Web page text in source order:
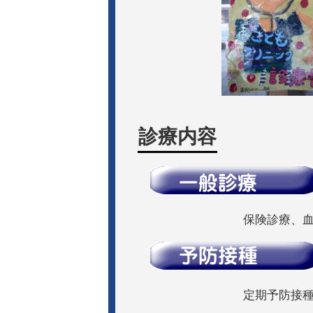
診療内容
保険診療、
定期予防接